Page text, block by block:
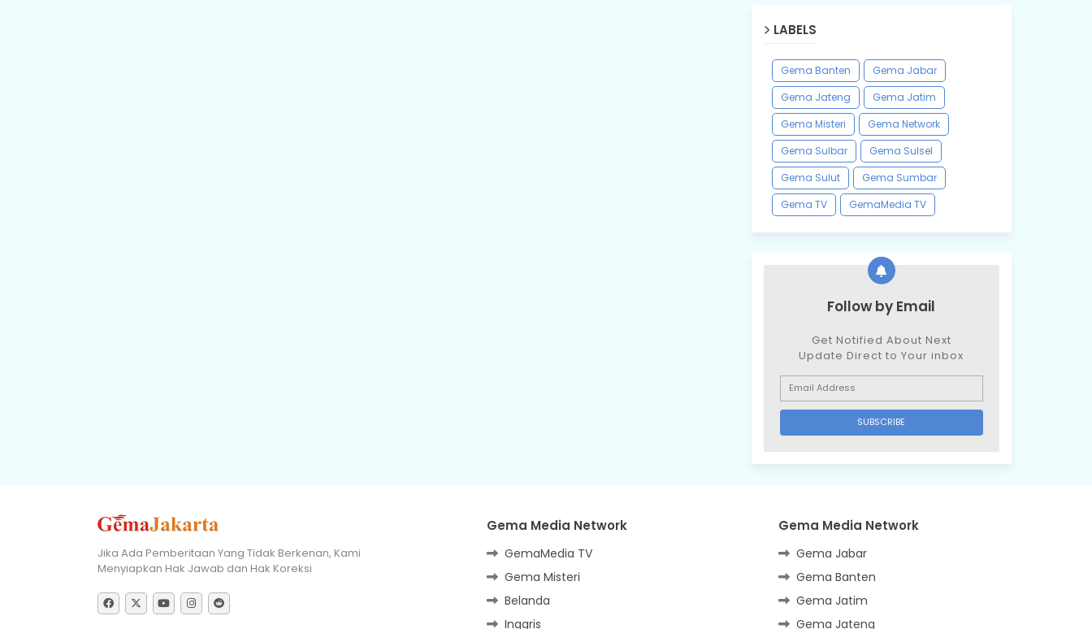
LABELS
Gema Banten
Gema Jabar
Gema Jateng
Gema Jatim
Gema Misteri
Gema Network
Gema Sulbar
Gema Sulsel
Gema Sulut
Gema Sumbar
Gema TV
GemaMedia TV
Follow by Email
Get Notified About Next
Update Direct to Your inbox
Jika Ada Pemberitaan Yang Tidak Berkenan, Kami
Menyiapkan Hak Jawab dan Hak Koreksi
Gema Media Network
GemaMedia TV
Gema Misteri
Belanda
Inggris
Gema Media Network
Gema Jabar
Gema Banten
Gema Jatim
Gema Jateng